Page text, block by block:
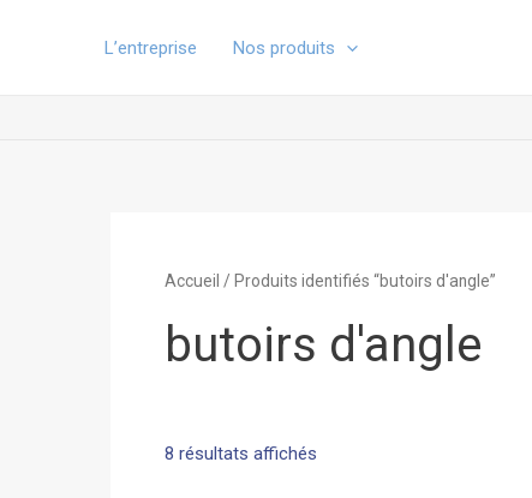
L’entreprise Nos produits
Accueil / Produits identifiés “butoirs d'angle”
butoirs d'angle
8 résultats affichés